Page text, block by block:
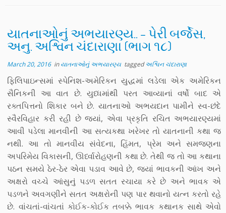
યાતનાઓનું અભયારણ્ય.. – પેરી બર્જેસ,
અનુ. અશ્વિન ચંદારાણા (ભાગ ૧૮)
March 20, 2016inયાતનાઓનું અભયારણ્ય taggedઅશ્વિન ચંદારાણા
ફિલિપાઇન્સમાં સ્પેનિશ-અમેરિકન યુદ્ધમાં લડેલા એક અમેરિકન
સૈનિકની આ વાત છે. યુધ્ધમાંથી પરત આવ્યાનાં વર્ષો બાદ એ
રક્તપિત્તનો શિકાર બને છે. યાતનાઓ અભયદાન પામીને સ્વ-છંદે
સ્વૈરવિહાર કરી રહી છે જ્યાં, એવા પ્રકૃતિ રચિત અભયારણ્યમાં
આવી પડેલા માનવીની આ સત્યકથા ખરેખર તો યાતનાની કથા જ
નથી. આ તો માનવીય સંવેદના, હિંમત, પ્રેમ અને સમજણના
અપરિમેય વિકાસની, ઊર્ધ્વારોહણની કથા છે. તેથી જ તો આ કથાના
પઠન સમયે ઠેર-ઠેર એવા પડાવ આવે છે, જ્યાં ભાવકની આંખ અને
અક્ષરો વચ્ચે આંસુનું પડળ સતત રચાયા કરે છે અને ભાવક એ
પડળને અવગણીને સતત અક્ષરોની પણ પાર થવાનો યત્ન કરતો રહે
છે. વાંચતાં-વાંચતાં કોઈક-કોઈક તબક્કે ભાવક કથાનક સાથે એવો